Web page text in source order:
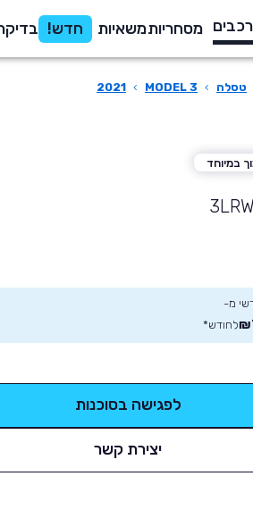
רכבים מסחריותמשאיות חדש!
טסלה ›
MODEL 3
›
2021
במיוחד
מ-
₪לחודש*
לפגישה בסוכנות
יצירת קשר